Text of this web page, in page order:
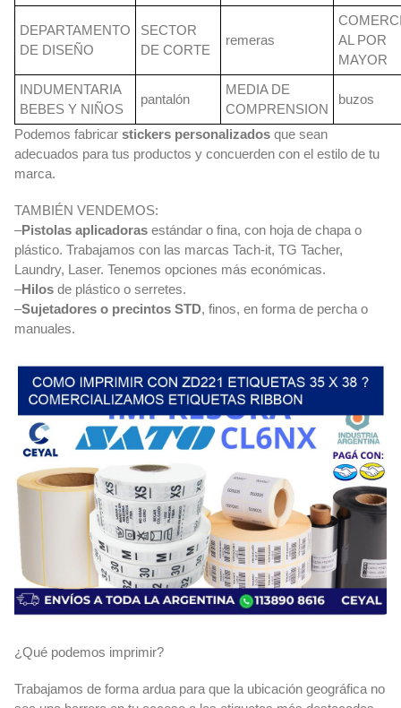
DEPARTAMENTO
DE DISEÑO
SECTOR
DE CORTE
remeras
AL POR
MAYOR
INDUMENTARIA
BEBES Y NIÑOS
pantalón
MEDIA DE
COMPRENSION
buzos
Podemos fabricar stickers personalizados que sean
adecuados para tus productos y concuerden con el estilo de tu
marca.
TAMBIÉN VENDEMOS:
–Pistolas aplicadoras estándar o fina, con hoja de chapa o
plástico. Trabajamos con las marcas Tach-it, TG Tacher,
Laundry, Laser. Tenemos opciones más económicas.
–Hilos de plástico o serretes.
–Sujetadores o precintos STD, finos, en forma de percha o
manuales.
¿Qué podemos imprimir?
Trabajamos de forma ardua para que la ubicación geográfica no